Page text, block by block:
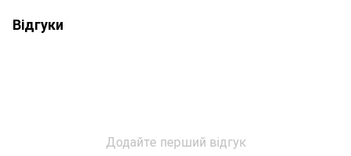
Відгуки
Додайте перший відгук